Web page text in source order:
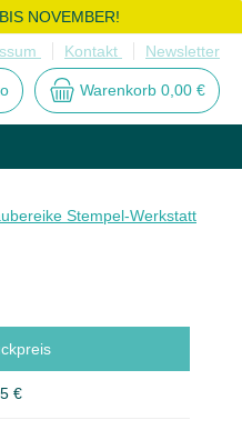
NOVEMBER!
Kontakt Newsletter
Warenkorb 0,00 €
€